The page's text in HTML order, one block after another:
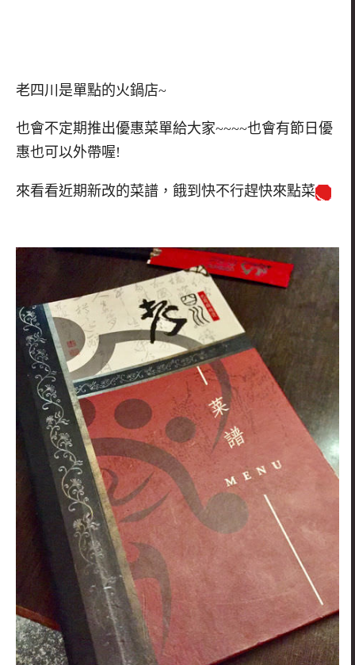
老四川是單點的火鍋店~
也會不定期推出優惠菜單給大家~~~~也會有節日優
惠也可以外帶喔!
來看看近期新改的菜譜，餓到快不行趕快來點菜